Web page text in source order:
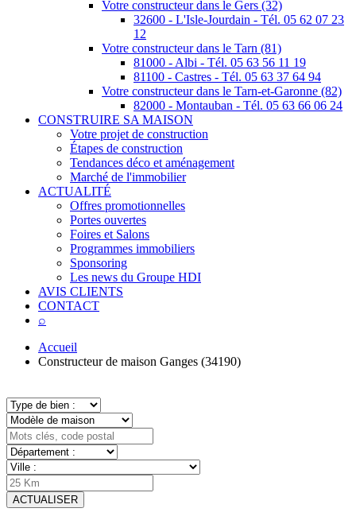
Votre constructeur dans le Gers (32)
32600 - L'Isle-Jourdain - Tél. 05 62 07 23
12
Votre constructeur dans le Tarn (81)
81000 - Albi - Tél. 05 63 56 11 19
81100 - Castres - Tél. 05 63 37 64 94
Votre constructeur dans le Tarn-et-Garonne (82)
82000 - Montauban - Tél. 05 63 66 06 24
CONSTRUIRE SA MAISON
Votre projet de construction
Étapes de construction
Tendances déco et aménagement
Marché de l'immobilier
ACTUALITÉ
Offres promotionnelles
Portes ouvertes
Foires et Salons
Programmes immobiliers
Sponsoring
Les news du Groupe HDI
AVIS CLIENTS
CONTACT
⌕
Accueil
Constructeur de maison Ganges (34190)
ACTUALISER